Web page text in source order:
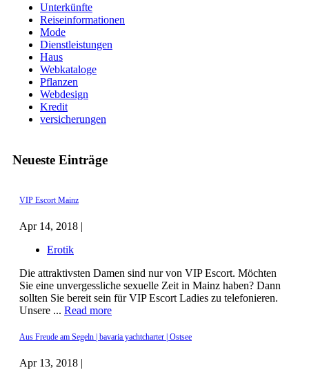
Unterkünfte
Reiseinformationen
Mode
Dienstleistungen
Haus
Webkataloge
Pflanzen
Webdesign
Kredit
versicherungen
Neueste Einträge
VIP Escort Mainz
Apr 14, 2018 |
Erotik
Die attraktivsten Damen sind nur von VIP Escort. Möchten
Sie eine unvergessliche sexuelle Zeit in Mainz haben? Dann
sollten Sie bereit sein für VIP Escort Ladies zu telefonieren.
Unsere ... Read more
Aus Freude am Segeln | bavaria yachtcharter | Ostsee
Apr 13, 2018 |